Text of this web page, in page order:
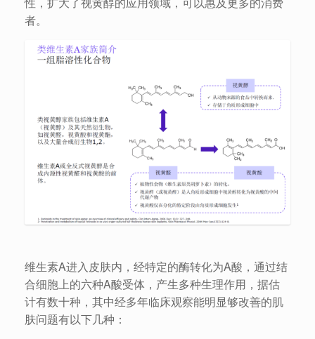
者。
维生素A进入皮肤内，经特定的酶转化为A酸，通过结
合细胞上的六种A酸受体，产生多种生理作用，据估
计有数十种，其中经多年临床观察能明显够改善的肌
肤问题有以下几种：